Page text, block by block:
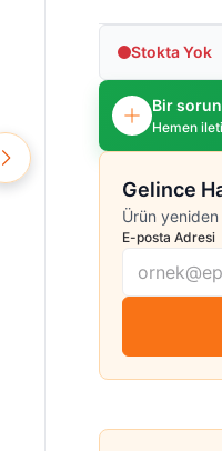
Stokta Yok
Bir
Hemen
Gelince
Ürün
E-posta Adresi